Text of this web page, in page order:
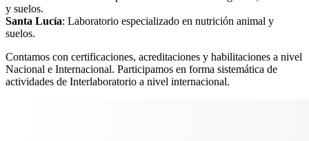
y suelos.
Santa Lucía: Laboratorio especializado en nutrición animal y
suelos.
Contamos con certificaciones, acreditaciones y habilitaciones a nivel
Nacional e Internacional. Participamos en forma sistemática de
actividades de Interlaboratorio a nivel internacional.